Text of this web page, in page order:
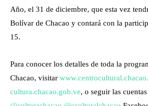
Año, el 31 de diciembre, que esta vez
Bolívar de Chacao y contará con la
15.
Para conocer los detalles de toda la
Chacao, visitar
cultura.chacao.gob.ve, o seguir las